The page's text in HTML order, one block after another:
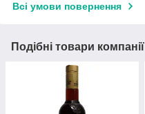
Всі умови повернення
Подібні товари компанії